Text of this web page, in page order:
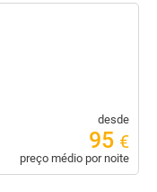
desde
95 €
preço médio por noite